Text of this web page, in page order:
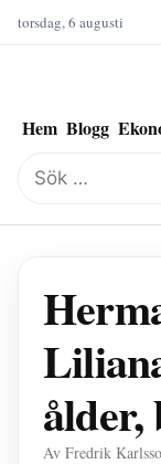
torsdag, 6 augusti
Hem Blogg
Sök
efter:
Av Fredrik